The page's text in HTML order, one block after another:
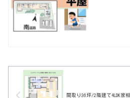
間取り36坪/2階建て4LDK家相